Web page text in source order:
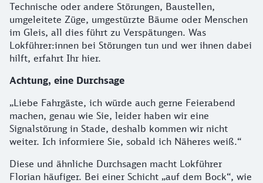
Technische oder andere Störungen, Baustellen,
umgeleitete Züge, umgestürzte Bäume oder Menschen
im Gleis, all dies führt zu Verspätungen. Was
Lokführer:innen bei Störungen tun und wer ihnen dabei
hilft, erfahrt Ihr hier.
Achtung, eine Durchsage
„Liebe Fahrgäste, ich würde auch gerne Feierabend
machen, genau wie Sie, leider haben wir eine
Signalstörung in Stade, deshalb kommen wir nicht
weiter. Ich informiere Sie, sobald ich Näheres weiß.“
Diese und ähnliche Durchsagen macht Lokführer
Florian häufiger. Bei einer Schicht „auf dem Bock“, wie